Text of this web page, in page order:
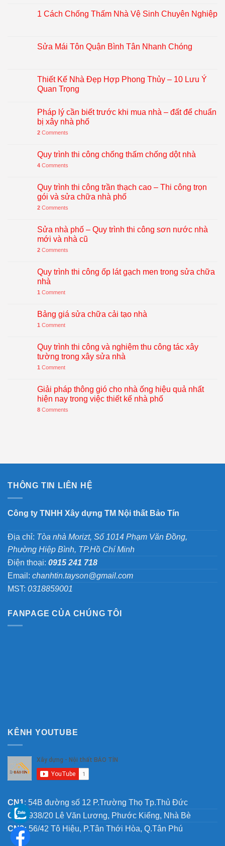
1 Cách Chống Thấm Nhà Vệ Sinh Chuyên Nghiệp
Sửa Mái Tôn Quận Bình Tân Nhanh Chóng
Thiết Kế Nhà Đẹp Hợp Phong Thủy – 10 Lưu Ý
Quan Trọng
Pháp lý cần biết trước khi mua nhà – đất để chuẩn
bị xây nhà phố
2 Comments
Quy trình thi công chống thấm chống dột nhà
4 Comments
Quy trình thi công trần thạch cao – Thi công trọn
gói và sửa chữa nhà phố
2 Comments
Sửa nhà phố – Quy trình thi công sơn nước nhà
mới và nhà cũ
2 Comments
Quy trình thi công ốp lát gạch men trong sửa chữa
nhà
1 Comment
Bảng giá sửa chữa cải tạo nhà
1 Comment
Quy trình thi công và nghiệm thu công tác xây
tường trong xây sửa nhà
1 Comment
Giải pháp thông gió cho nhà ống hiệu quả nhất
hiện nay trong việc thiết kế nhà phố
8 Comments
THÔNG TIN LIÊN HỆ
Công ty TNHH Xây dựng TM Nội thất Bảo Tín
Địa chỉ: Tòa nhà Morizt, Số 1014 Phạm Văn Đồng,
Phường Hiệp Bình, TP.Hồ Chí Minh
Điện thoại: 0915 241 718
Email: chanhtin.tayson@gmail.com
MST: 0318859001
FANPAGE CỦA CHÚNG TÔI
KÊNH YOUTUBE
CN1: 54B đường số 12 P.Trường Thọ Tp.Thủ Đức
CN2: 938/20 Lê Văn Lương, Phước Kiểng, Nhà Bè
CN3:56/42 Tô Hiệu, P.Tân Thới Hòa, Q.Tân Phú